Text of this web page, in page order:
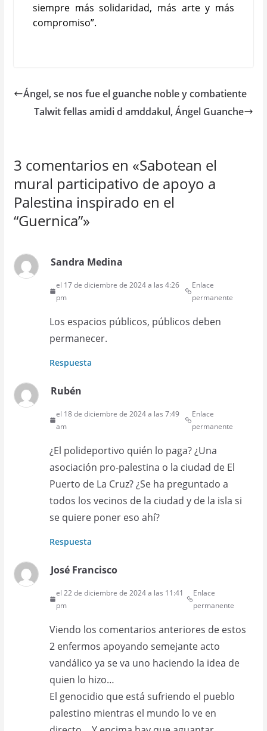
siempre más solidaridad, más arte y más
compromiso”.
Ángel, se nos fue el guanche noble y combatiente
Talwit fellas amidi d amddakul, Ángel Guanche
3 comentarios en «Sabotean el
mural participativo de apoyo a
Palestina inspirado en el
“Guernica”»
Sandra Medina
el 17 de diciembre de 2024 a las 4:26
pm
Enlace
permanente
Los espacios públicos, públicos deben
permanecer.
Respuesta
Rubén
el 18 de diciembre de 2024 a las 7:49
am
Enlace
permanente
¿El polideportivo quién lo paga? ¿Una
asociación pro-palestina o la ciudad de El
Puerto de La Cruz? ¿Se ha preguntado a
todos los vecinos de la ciudad y de la isla si
se quiere poner eso ahí?
Respuesta
José Francisco
el 22 de diciembre de 2024 a las 11:41
pm
Enlace
permanente
Viendo los comentarios anteriores de estos
2 enfermos apoyando semejante acto
vandálico ya se va uno haciendo la idea de
quien lo hizo…
El genocidio que está sufriendo el pueblo
palestino mientras el mundo lo ve en